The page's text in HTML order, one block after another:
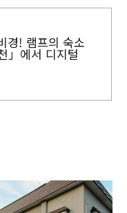
경! 램프의 숙소
」에서 디지털